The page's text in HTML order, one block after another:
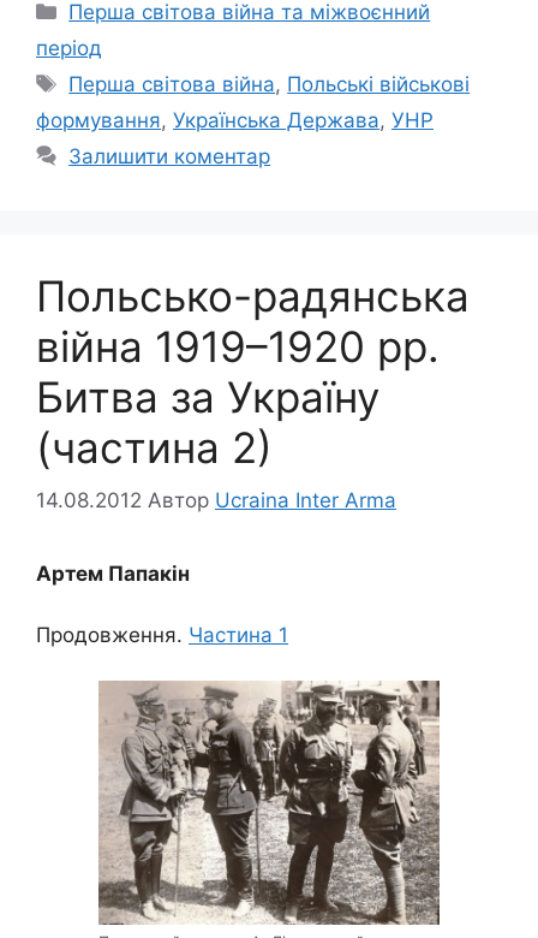
Категорії
Перша світова війна та міжвоєнний
період
Позначки
Перша світова війна, Польські військові
формування, Українська Держава, УНР
Залишити коментар
Польсько-радянська
війна 1919–1920 рр.
Битва за Україну
(частина 2)
14.08.2012 Автор Ucraina Inter Arma
Артем Папакін
Продовження. Частина 1